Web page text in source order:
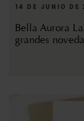
14 DE JUNIO DE
Bella Aurora
grandes